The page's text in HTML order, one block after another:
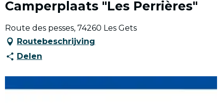
Camperplaats "Les Perrières"
Route des pesses, 74260 Les Gets
Routebeschrijving
Delen